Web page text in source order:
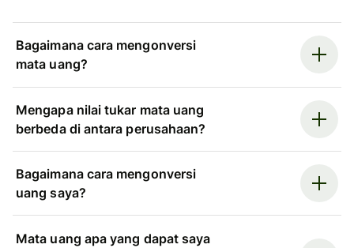
Bagaimana cara mengonversi
mata uang?
Mengapa nilai tukar mata uang
berbeda di antara perusahaan?
Bagaimana cara mengonversi
uang saya?
Mata uang apa yang dapat saya